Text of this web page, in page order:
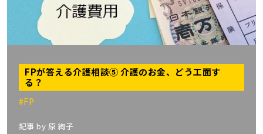
FPが答える介護相談⑤ 介護のお金、どう工面す
る？
#FP
記事 by 原 絢子